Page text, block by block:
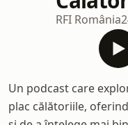
RFI România
Un podcast care
plac călătoriile,